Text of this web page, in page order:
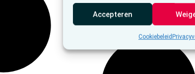
Accepteren
Cookiebeleid